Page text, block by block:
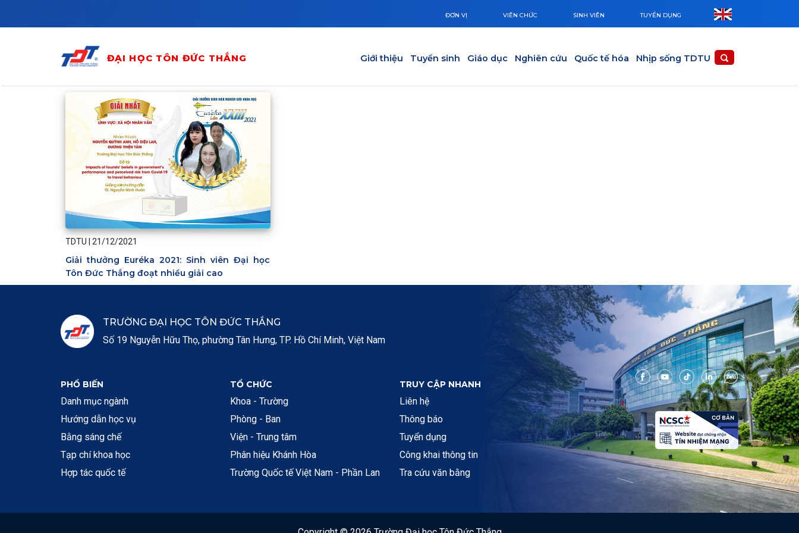
ĐƠN VỊ VIÊN CHỨC SINH VIÊN TUYỂN DỤNG
ĐẠI HỌC TÔN ĐỨC THẮNG Giới thiệu Tuyển sinh Giáo dục Nghiên cứu Quốc tế hóa Nhịp sống TDTU
TDTU 21/12/2021
Giải thưởng Euréka 2021: Sinh viên Đại học
Tôn Đức Thắng đoạt nhiều giải cao
TRƯỜNG ĐẠI HỌC TÔN ĐỨC THẮNG
Số 19 Nguyễn Hữu Thọ, phường Tân Hưng, TP. Hồ Chí Minh, Việt Nam
PHỔ BIẾN
Danh mục ngành
Hướng dẫn học vụ
Bằng sáng chế
Tạp chí khoa học
Hợp tác quốc tế
TỔ CHỨC
Khoa - Trường
Phòng - Ban
Viện - Trung tâm
Phân hiệu Khánh Hòa
Trường Quốc tế Việt Nam - Phần Lan
TRUY CẬP NHANH
Liên hệ
Thông báo
Tuyển dụng
Công khai thông tin
Tra cứu văn bằng